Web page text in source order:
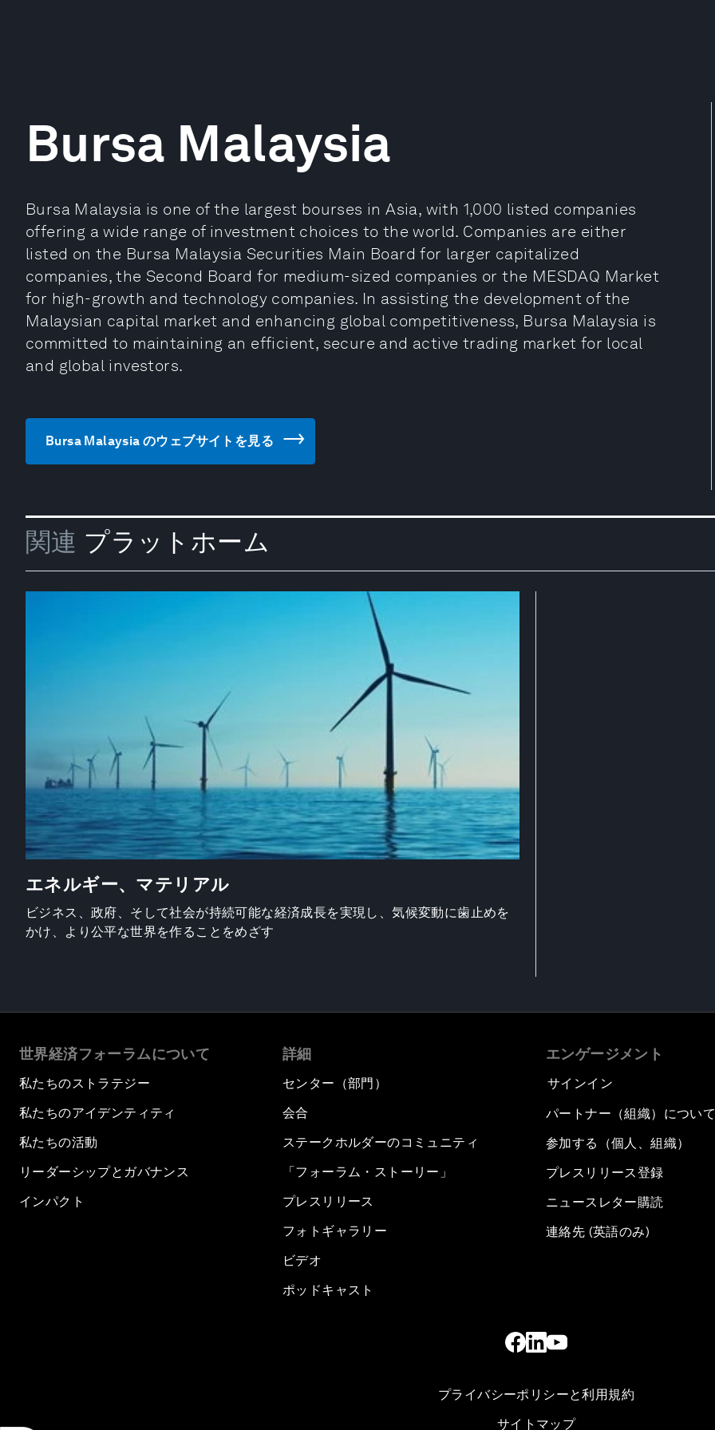
Bursa Malaysia
Bursa Malaysia is one of the largest bourses in Asia, with 1,000 listed companies
offering a wide range of investment choices to the world. Companies are either
listed on the Bursa Malaysia Securities Main Board for larger capitalized
companies, the Second Board for medium-sized companies or the MESDAQ Market
for high-growth and technology companies. In assisting the development of the
Malaysian capital market and enhancing global competitiveness, Bursa Malaysia is
committed to maintaining an efficient, secure and active trading market for local
and global investors.
Bursa Malaysia のウェブサイトを見る
関連 プラットホーム
エネルギー、マテリアル
ビジネス、政府、そして社会が持続可能な経済成長を実現し、気候変動に歯止めを
かけ、より公平な世界を作ることをめざす
世界経済フォーラムについて
私たちのストラテジー
私たちのアイデンティティ
私たちの活動
リーダーシップとガバナンス
インパクト
詳細
センター（部門）
会合
ステークホルダーのコミュニティ
「フォーラム・ストーリー」
プレスリリース
フォトギャラリー
ビデオ
ポッドキャスト
エンゲージメント
サインイン
パートナー（組織）につい
参加する（個人、組織）
プレスリリース登録
ニュースレター購読
連絡先 (英語のみ)
プライバシーポリシーと利用規約
サイトマップ